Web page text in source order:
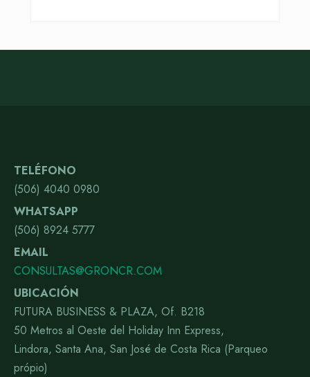
TELÉFONO
(506) 4040 0980
WHATSAPP
(506) 8924 5777
EMAIL
CONSULTAS@GRONCR.COM
UBICACIÓN
FUTURA BUSINESS & PLAZA, Of. B218
50 Metros al Oeste del Holiday Inn Express,
Lindora, Santa Ana, San José de Costa Rica (Parqueo
própio)